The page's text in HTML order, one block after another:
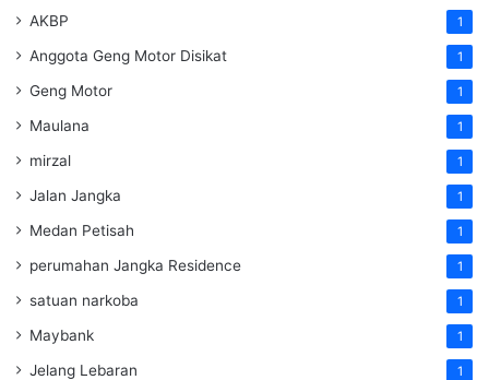
AKBP 1
Anggota Geng Motor Disikat 1
Geng Motor 1
Maulana 1
mirzal 1
Jalan Jangka 1
Medan Petisah 1
perumahan Jangka Residence 1
satuan narkoba 1
Maybank 1
Jelang Lebaran 1